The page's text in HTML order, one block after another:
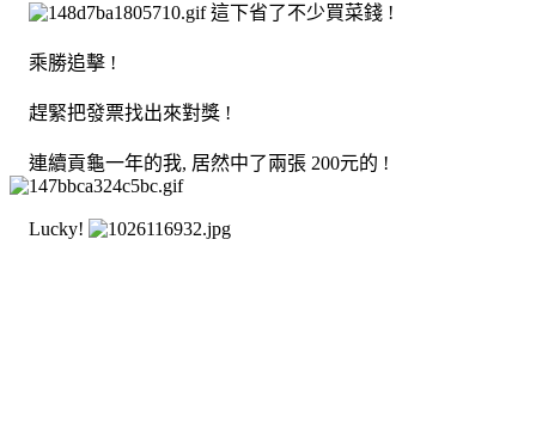
這下省了不少買菜錢 !
乘勝追擊 !
趕緊把發票找出來對獎 !
連續貢龜一年的我, 居然中了兩張 200元的 !
Lucky!